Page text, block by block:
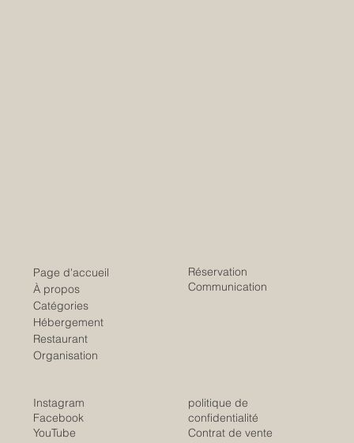
Page d'accueil
À propos
Catégories
Hébergement
Restaurant
Organisation
Réservation
Communication
politique de
confidentialité
Contrat de vente
Instagram
Facebook
YouTube